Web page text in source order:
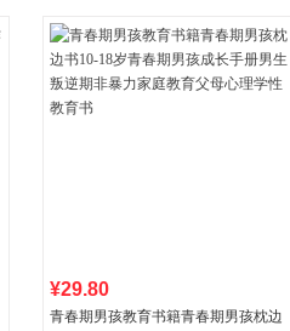
¥29.80
青春期男孩教育书籍青春期男孩枕边